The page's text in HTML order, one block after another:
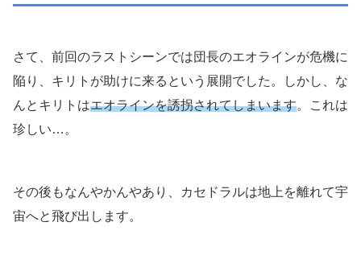
さて、前回のラストシーンでは団長のエオラインが危機に
陥り、キリトが助けに来るという展開でした。しかし、な
んとキリトはエオラインを誘拐されてしまいます。これは
珍しい…。
その後もなんやかんやあり、カセドラルは地上を離れて宇
宙へと飛び出します。